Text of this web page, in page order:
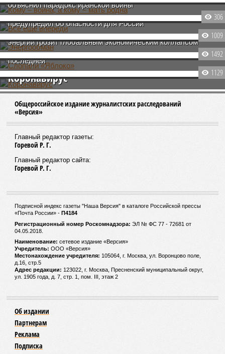
объяснил парадокс иранской войны
306
Юрий Жданов рассказал о нацистских корнях ЕС и
предупредил об опасности для России
1009
Энергообман
Чрезмерный интерес к возобновляемым источникам
энергии грозит глобальным экономическим коллапсом
1492
Слопали «Яблоко»
Нынешняя избирательная гонка грозит стать для партии
последней
1129
Коронавирус
Общероссийское издание журналистских расследований
«Версия»
Главный редактор газеты:
Горевой Р. Г.
Главный редактор сайта:
Горевой Р. Г.
Подписной индекс газеты "Наша Версия" в каталоге Российской прессы
«Почта России» - П4184
Регистрационный номер Роскомнадзора: ЭЛ № ФС 77 - 72681 от
04.05.2018.
Наименование: сетевое издание «Версия»
Учредитель: ООО «Версия»
Местонахождение учредителя: 105064, г. Москва, ул. Воронцово поле,
д.16, стр.5
Адрес редакции: 123022, г. Москва, Пресненский муниципальный округ,
ул. 1905 года, д. 7, стр. 1, пом. III, этаж 2
Об издании
Партнерам
Реклама
Подписка